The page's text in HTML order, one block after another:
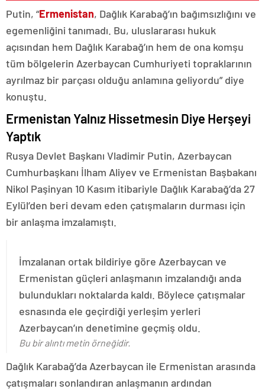
Putin, “Ermenistan, Dağlık Karabağ’ın bağımsızlığını ve
egemenliğini tanımadı. Bu, uluslararası hukuk
açısından hem Dağlık Karabağ’ın hem de ona komşu
tüm bölgelerin Azerbaycan Cumhuriyeti topraklarının
ayrılmaz bir parçası olduğu anlamına geliyordu” diye
konuştu.
Ermenistan Yalnız Hissetmesin Diye Herşeyi
Yaptık
Rusya Devlet Başkanı Vladimir Putin, Azerbaycan
Cumhurbaşkanı İlham Aliyev ve Ermenistan Başbakanı
Nikol Paşinyan 10 Kasım itibariyle Dağlık Karabağ’da 27
Eylül’den beri devam eden çatışmaların durması için
bir anlaşma imzalamıştı.
İmzalanan ortak bildiriye göre Azerbaycan ve
Ermenistan güçleri anlaşmanın imzalandığı anda
bulundukları noktalarda kaldı. Böylece çatışmalar
esnasında ele geçirdiği yerleşim yerleri
Azerbaycan’ın denetimine geçmiş oldu.
Bu bir alıntı metin örneğidir.
Dağlık Karabağ’da Azerbaycan ile Ermenistan arasında
çatışmaları sonlandıran anlaşmanın ardından